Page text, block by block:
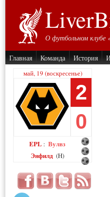
О футбольном клубе
Главная Команда История
май, 19 (воскресенье)
2
0
EPL : Вулвз
Энфилд (H)